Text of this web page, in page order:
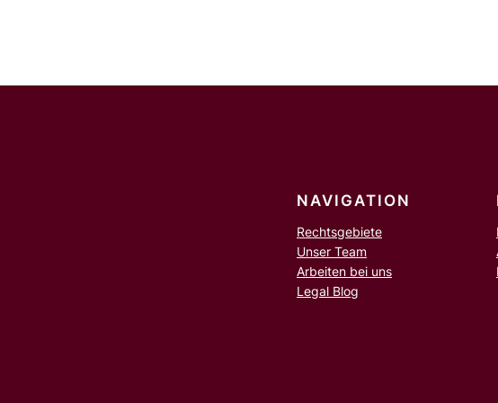
NAVIGATION
Rechtsgebiete
Unser Team
Arbeiten bei uns
Legal Blog